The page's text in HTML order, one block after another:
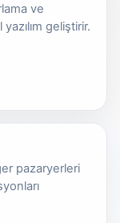
ve
geliştirir.
pazaryerleri